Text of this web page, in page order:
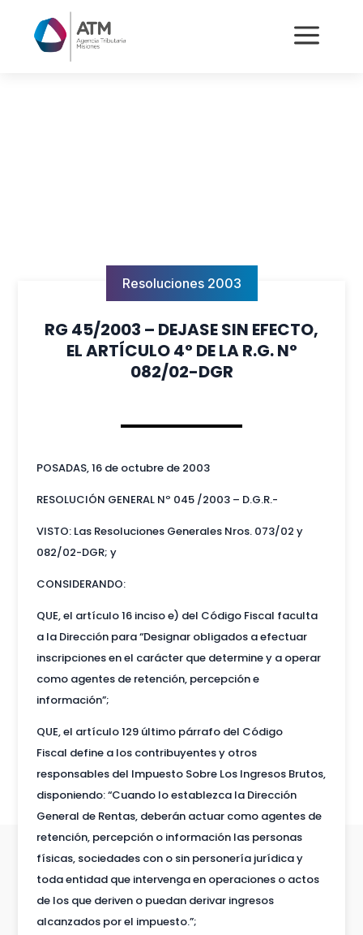
a
Resoluciones 2003
RG 45/2003 – DEJASE SIN EFECTO,
EL ARTÍCULO 4° DE LA R.G. N°
082/02-DGR
POSADAS, 16 de octubre de 2003
RESOLUCIÓN GENERAL Nº 045 /2003 – D.G.R.-
VISTO: Las Resoluciones Generales Nros. 073/02 y
082/02-DGR; y
CONSIDERANDO:
QUE, el artículo 16 inciso e) del Código Fiscal faculta
a la Dirección para “Designar obligados a efectuar
inscripciones en el carácter que determine y a operar
como agentes de retención, percepción e
información”;
QUE, el artículo 129 último párrafo del Código
Fiscal define a los contribuyentes y otros
responsables del Impuesto Sobre Los Ingresos Brutos,
disponiendo: “Cuando lo establezca la Dirección
General de Rentas, deberán actuar como agentes de
retención, percepción o información las personas
físicas, sociedades con o sin personería jurídica y
toda entidad que intervenga en operaciones o actos
de los que deriven o puedan derivar ingresos
alcanzados por el impuesto.”;